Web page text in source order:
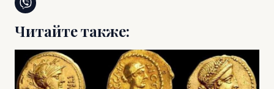
Читайте также: